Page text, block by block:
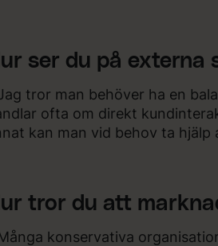
ser du på externa
tror man behöver ha en
ofta om direkt
kan man vid behov ta
tror du att
konservativa